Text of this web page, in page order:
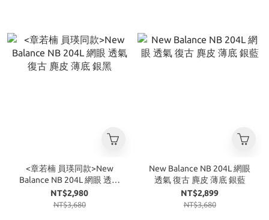
<章若楠 員瑛同款>New
Balance NB 204L 網眼 透氣
復古 麂皮 薄底 銀黑
NT$2,980
NT$3,680
New Balance NB 204L 網眼
透氣 復古 麂皮 薄底 銀藍
NT$2,899
NT$3,680